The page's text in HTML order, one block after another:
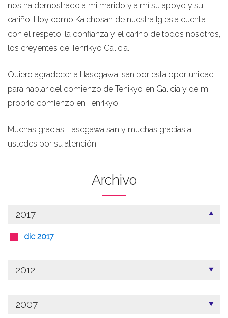
nos ha demostrado a mi marido y a mí su apoyo y su
cariño. Hoy como Kaichosan de nuestra Iglesia cuenta
con el respeto, la confianza y el cariño de todos nosotros,
los creyentes de Tenrikyo Galicia.
Quiero agradecer a Hasegawa-san por esta oportunidad
para hablar del comienzo de Tenikyo en Galicia y de mi
proprio comienzo en Tenrikyo.
Muchas gracias Hasegawa san y muchas gracias a
ustedes por su atención.
Archivo
2017
dic 2017
2012
2007